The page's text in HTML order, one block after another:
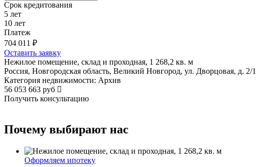
Срок кредитования
5 лет
10 лет
Платеж
704 011 ₽
Оставить заявку
Нежилое помещение, склад и проходная, 1 268,2 кв. м
Россия, Новгородская область, Великий Новгород, ул. Дворцовая, д. 2/1
Категория недвижимости: Архив
56 053 663 руб
Получить консультацию
Почему выбирают нас
Оформляем ипотеку